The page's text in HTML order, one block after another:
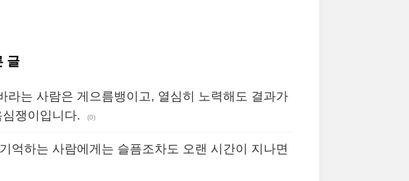
글
라는 사람은 게으름뱅이고, 열심히 노력해도 결과가
쟁이입니다.
(0)
억하는 사람에게는 슬픔조차도 오랜 시간이 지나면